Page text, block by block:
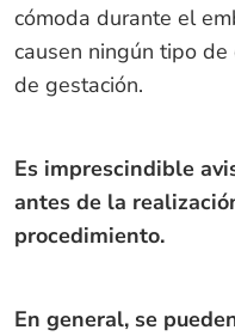
cómoda durante el
causen ningún tipo
de gestación.
Es imprescindible
antes de la
procedimiento.
En general, se